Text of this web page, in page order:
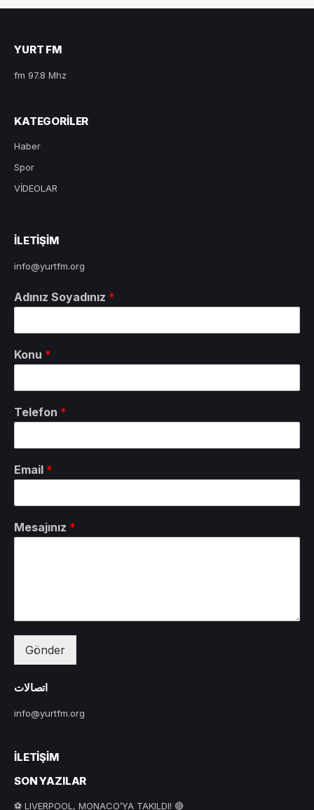
YURT FM
fm 97.8 Mhz
KATEGORILER
Haber
Spor
VİDEOLAR
ILETIŞIM
info@yurtfm.org
Adınız Soyadınız *
Konu *
Telefon *
Email *
Mesajınız *
Gönder
اتصالات
info@yurtfm.org
İLETIŞIM
SON YAZILAR
⚽ LIVERPOOL, MONACO’YA TAKILDI! 🔴